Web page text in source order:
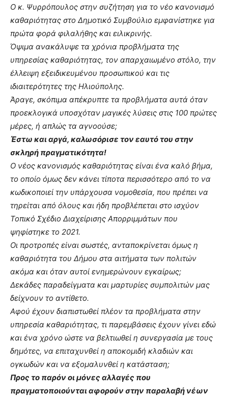
Ο κ. Ψυρρόπουλος στην συζήτηση για το νέο κανονισμό
καθαριότητας στο Δημοτικό Συμβούλιο εμφανίστηκε για
πρώτα φορά φιλαλήθης και ειλικρινής.
Όψιμα ανακάλυψε τα χρόνια προβλήματα της
υπηρεσίας καθαριότητας, τον απαρχαιωμένο στόλο, την
έλλειψη εξειδικευμένου προσωπικού και τις
ιδιαιτερότητες της Ηλιούπολης.
Άραγε, σκόπιμα απέκρυπτε τα προβλήματα αυτά όταν
προεκλογικά υποσχόταν μαγικές λύσεις στις 100 πρώτες
μέρες, ή απλώς τα αγνοούσε;
Έστω και αργά, καλωσόρισε τον εαυτό του στην
σκληρή πραγματικότητα!
Ο νέος κανονισμός καθαριότητας είναι ένα καλό βήμα,
το οποίο όμως δεν κάνει τίποτα περισσότερο από το να
κωδικοποιεί την υπάρχουσα νομοθεσία, που πρέπει να
τηρείται από όλους και ήδη προβλέπεται στο ισχύον
Τοπικό Σχέδιο Διαχείρισης Απορριμμάτων που
ψηφίστηκε το 2021.
Οι προτροπές είναι σωστές, ανταποκρίνεται όμως η
καθαριότητα του Δήμου στα αιτήματα των πολιτών
ακόμα και όταν αυτοί ενημερώνουν εγκαίρως;
Δεκάδες παραδείγματα και μαρτυρίες συμπολιτών μας
δείχνουν το αντίθετο.
Αφού έχουν διαπιστωθεί πλέον τα προβλήματα στην
υπηρεσία καθαριότητας, τι παρεμβάσεις έχουν γίνει εδώ
και ένα χρόνο ώστε να βελτιωθεί η συνεργασία με τους
δημότες, να επιταχυνθεί η αποκομιδή κλαδιών και
ογκωδών και να εξομαλυνθεί η κατάσταση;
Προς το παρόν οι μόνες αλλαγές που
πραγματοποιούνται αφορούν στην παραλαβή νέων